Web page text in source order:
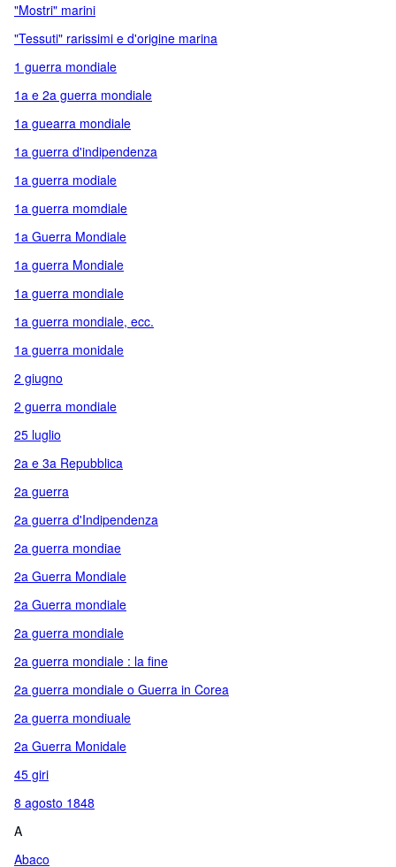
"Mostri" marini
"Tessuti" rarissimi e d'origine marina
1 guerra mondiale
1a e 2a guerra mondiale
1a guearra mondiale
1a guerra d'indipendenza
1a guerra modiale
1a guerra momdiale
1a Guerra Mondiale
1a guerra Mondiale
1a guerra mondiale
1a guerra mondiale, ecc.
1a guerra monidale
2 giugno
2 guerra mondiale
25 luglio
2a e 3a Repubblica
2a guerra
2a guerra d'Indipendenza
2a guerra mondiae
2a Guerra Mondiale
2a Guerra mondiale
2a guerra mondiale
2a guerra mondiale : la fine
2a guerra mondiale o Guerra in Corea
2a guerra mondiuale
2a Guerra Monidale
45 giri
8 agosto 1848
A
Abaco